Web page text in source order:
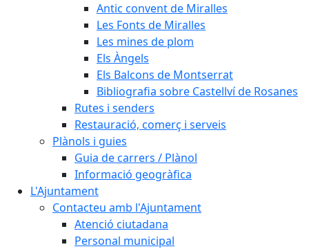
Antic convent de Miralles
Les Fonts de Miralles
Les mines de plom
Els Àngels
Els Balcons de Montserrat
Bibliografia sobre Castellví de Rosanes
Rutes i senders
Restauració, comerç i serveis
Plànols i guies
Guia de carrers / Plànol
Informació geogràfica
L'Ajuntament
Contacteu amb l'Ajuntament
Atenció ciutadana
Personal municipal